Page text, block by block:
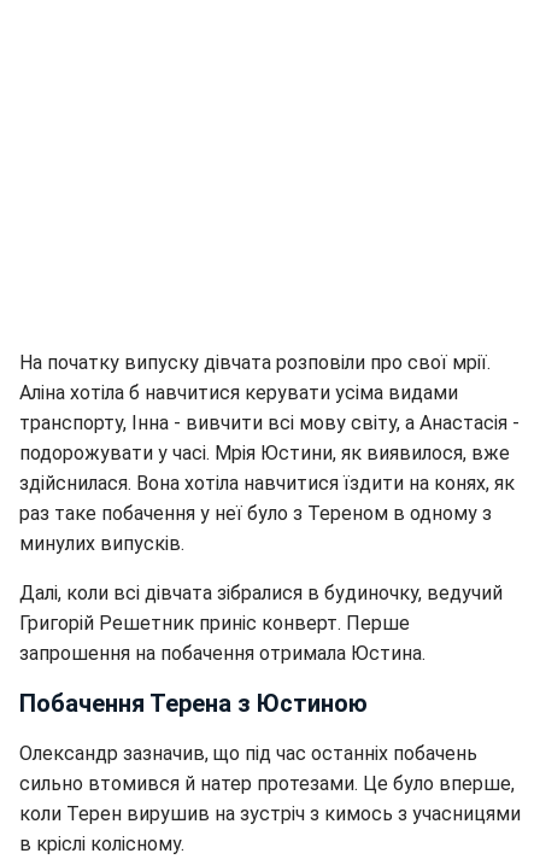
На початку випуску дівчата розповіли про свої мрії.
Аліна хотіла б навчитися керувати усіма видами
транспорту, Інна - вивчити всі мову світу, а Анастасія -
подорожувати у часі. Мрія Юстини, як виявилося, вже
здійснилася. Вона хотіла навчитися їздити на конях, як
раз таке побачення у неї було з Тереном в одному з
минулих випусків.
Далі, коли всі дівчата зібралися в будиночку, ведучий
Григорій Решетник приніс конверт. Перше
запрошення на побачення отримала Юстина.
Побачення Терена з Юстиною
Олександр зазначив, що під час останніх побачень
сильно втомився й натер протезами. Це було вперше,
коли Терен вирушив на зустріч з кимось з учасницями
в кріслі колісному.